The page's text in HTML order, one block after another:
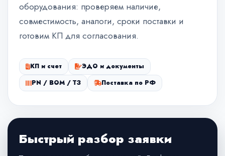
оборудования: проверяем наличие,
совместимость, аналоги, сроки поставки и
готовим КП для согласования.
КП и счет
ЭДО и документы
PN / BOM / ТЗ
Поставка по РФ
Быстрый разбор заявки